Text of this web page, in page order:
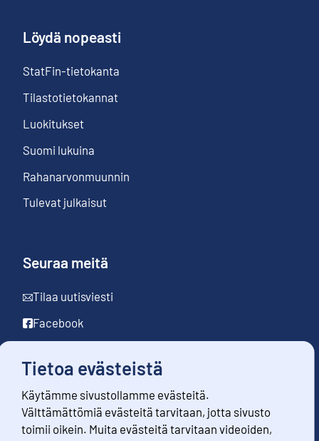
Tietoa evästeistä
Käytämme sivustollamme evästeitä.
Välttämättömiä evästeitä tarvitaan, jotta sivusto
toimii oikein. Muita evästeitä tarvitaan videoiden,
Löydä nopeasti
StatFin-tietokanta
Tilastotietokannat
Luokitukset
Suomi lukuina
Rahanarvonmuunnin
Tulevat julkaisut
Seuraa meitä
Tilaa uutisviesti
Facebook
YouTube
Instagram